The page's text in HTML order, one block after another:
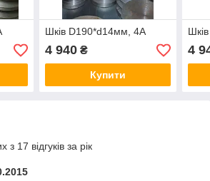
Шків D190*d14мм, 4А
4 940₴
Купити
4
17 відгуків за рік